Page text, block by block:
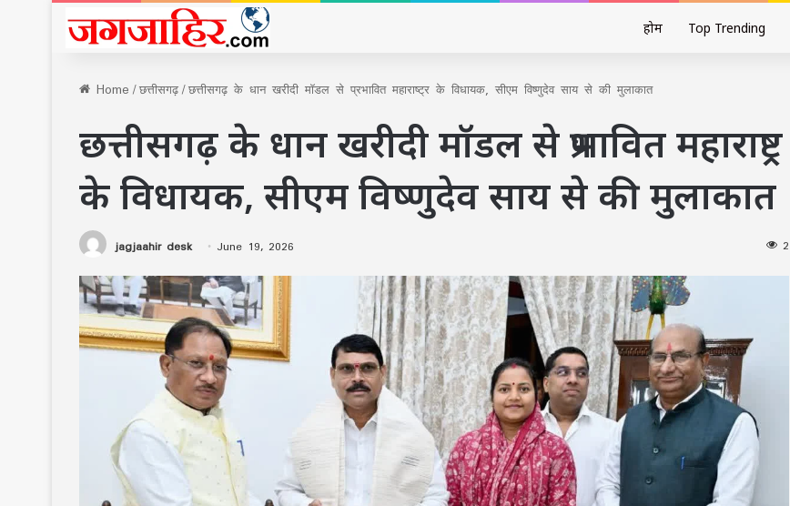
होम Top Trending
Home/छत्तीसगढ़/छत्तीसगढ़ के धान खरीदी मॉडल से प्रभावित महाराष्ट्र के विधायक, सीएम विष्णुदेव साय से की मुलाकात
छत्तीसगढ़ के धान खरीदी मॉडल से प्रभावित महाराष्ट्र
के विधायक, सीएम विष्णुदेव साय से की मुलाकात
jagjaahir desk June 19, 2026 2